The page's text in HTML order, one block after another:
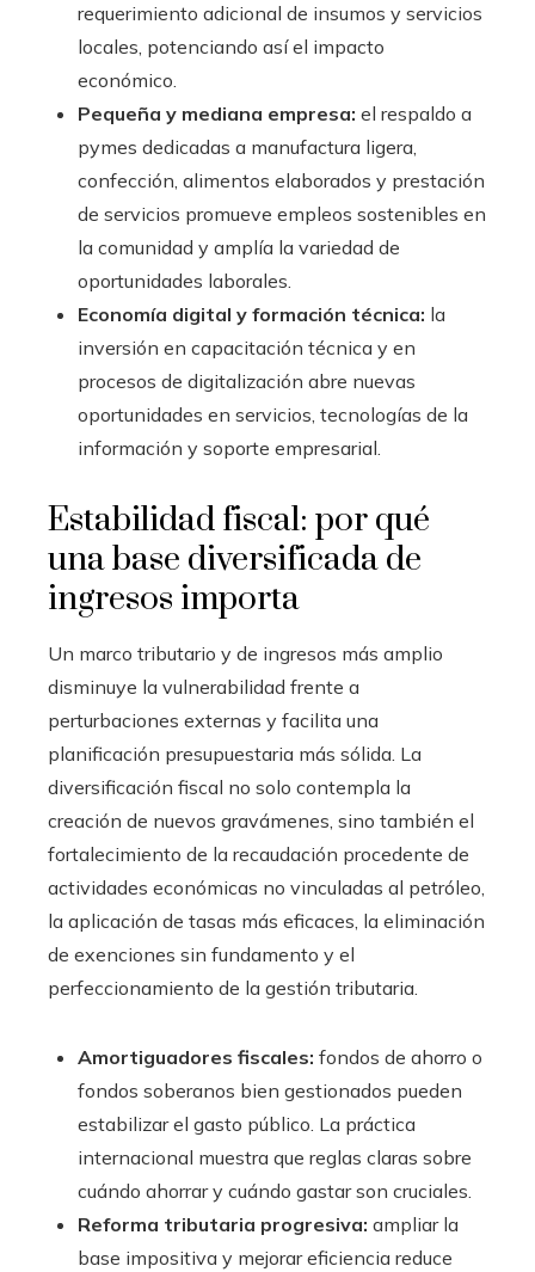
requerimiento adicional de insumos y servicios
locales, potenciando así el impacto
económico.
Pequeña y mediana empresa: el respaldo a
pymes dedicadas a manufactura ligera,
confección, alimentos elaborados y prestación
de servicios promueve empleos sostenibles en
la comunidad y amplía la variedad de
oportunidades laborales.
Economía digital y formación técnica: la
inversión en capacitación técnica y en
procesos de digitalización abre nuevas
oportunidades en servicios, tecnologías de la
información y soporte empresarial.
Estabilidad fiscal: por qué
una base diversificada de
ingresos importa
Un marco tributario y de ingresos más amplio
disminuye la vulnerabilidad frente a
perturbaciones externas y facilita una
planificación presupuestaria más sólida. La
diversificación fiscal no solo contempla la
creación de nuevos gravámenes, sino también el
fortalecimiento de la recaudación procedente de
actividades económicas no vinculadas al petróleo,
la aplicación de tasas más eficaces, la eliminación
de exenciones sin fundamento y el
perfeccionamiento de la gestión tributaria.
Amortiguadores fiscales: fondos de ahorro o
fondos soberanos bien gestionados pueden
estabilizar el gasto público. La práctica
internacional muestra que reglas claras sobre
cuándo ahorrar y cuándo gastar son cruciales.
Reforma tributaria progresiva: ampliar la
base impositiva y mejorar eficiencia reduce